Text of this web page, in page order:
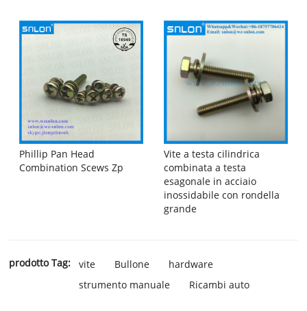
Phillip Pan Head
Combination Scews Zp
Vite a testa cilindrica
combinata a testa
esagonale in acciaio
inossidabile con rondella
grande
prodotto Tag: vite Bullone
hardware
strumento manuale
Ricambi auto